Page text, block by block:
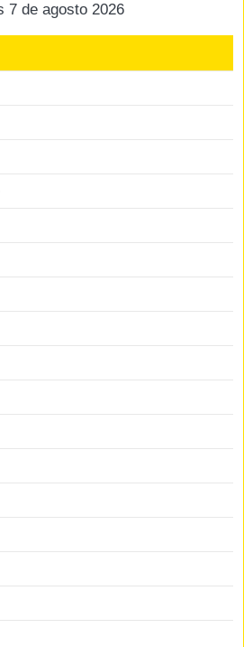
7 de agosto 2026